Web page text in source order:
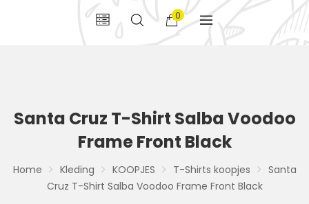
0
Santa Cruz T-Shirt Salba Voodoo
Frame Front Black
Home Kleding KOOPJES T-Shirts koopjes
Santa
Cruz T-Shirt Salba Voodoo Frame Front Black